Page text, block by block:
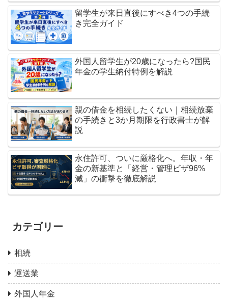
留学生が来日直後にすべき4つの手続
き完全ガイド
外国人留学生が20歳になったら?国民
年金の学生納付特例を解説
親の借金を相続したくない｜相続放棄
の手続きと3か月期限を行政書士が解
説
永住許可、ついに厳格化へ。年収・年
金の新基準と「経営・管理ビザ96%
減」の衝撃を徹底解説
カテゴリー
相続
運送業
外国人年金